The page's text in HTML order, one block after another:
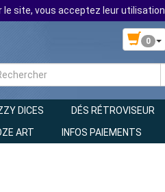
le site, vous acceptez leur utilisation.
0
DICES
DÉS RÉTROVISEUR
ART INFOS PAIEMENTS